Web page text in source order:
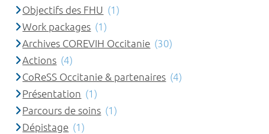
Objectifs des FHU (1)
Work packages (1)
Archives COREVIH Occitanie (30)
Actions (4)
CoReSS Occitanie & partenaires (4)
Présentation (1)
Parcours de soins (1)
Dépistage (1)